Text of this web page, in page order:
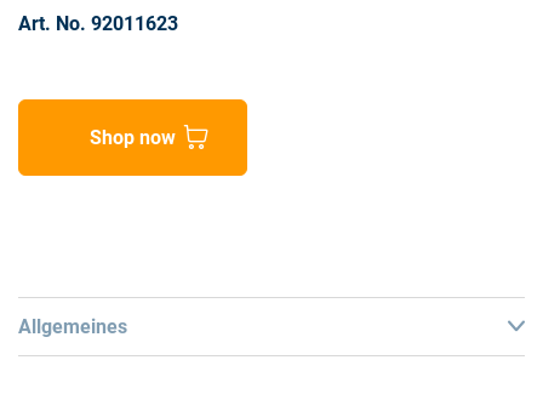
Art. No. 92011623
Shop now
Allgemeines